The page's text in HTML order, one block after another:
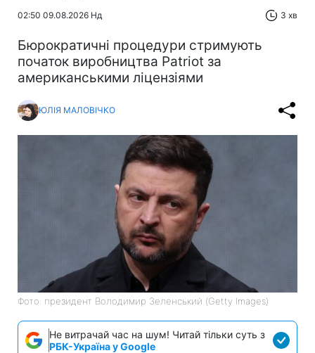
02:50 09.08.2026 Нд 3 хв
Бюрократичні процедури стримують
початок виробництва Patriot за
американськими ліцензіями
ЮЛІЯ МАЛОВІЧКО
Фото: президент Володимир Зеленський (Getty Images)
Не витрачай час на шум! Читай тільки суть з
РБК-Україна у Google